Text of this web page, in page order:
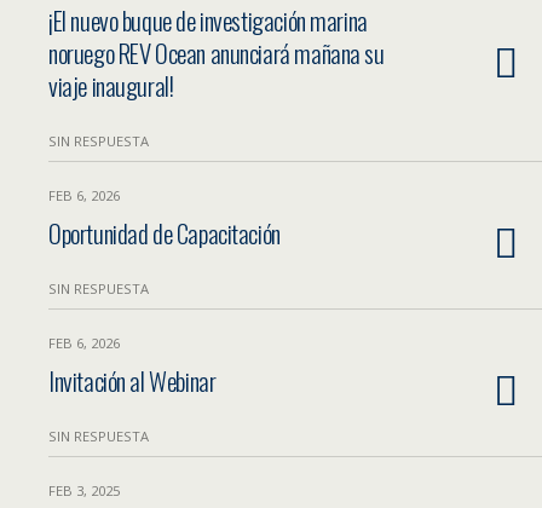
¡El nuevo buque de investigación marina
noruego REV Ocean anunciará mañana su
viaje inaugural!
SIN RESPUESTA
FEB 6, 2026
Oportunidad de Capacitación
SIN RESPUESTA
FEB 6, 2026
Invitación al Webinar
SIN RESPUESTA
FEB 3, 2025